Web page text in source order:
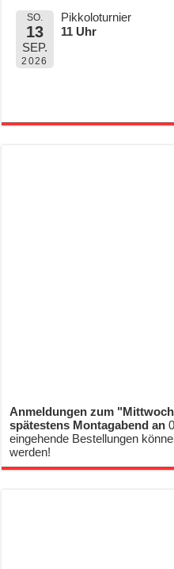
SO.
13
SEP.
2026
Pikkoloturnier
11 Uhr
Anmeldungen zum
spätestens Montagabend an
eingehende Bestellungen
werden!